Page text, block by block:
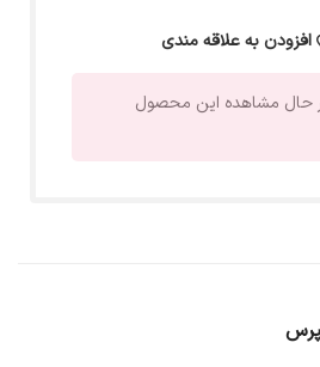
افزودن به علاقه مندی
حال مشاهده این محصول